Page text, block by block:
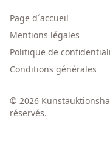
Page d´accueil
Mentions légales
Politique de
Conditions générales
© 2026
réservés.